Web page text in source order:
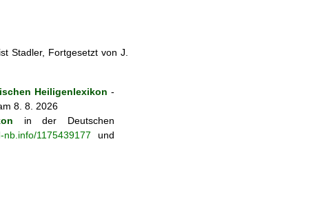
Stadler, Fortgesetzt von J.
Heiligenlexikon -
8. 8. 2026
in der Deutschen
nb.info/1175439177 und